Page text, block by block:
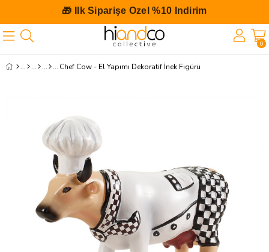
🎁 İlk Siparişe Özel %10 İndirim
0
Chef Cow - El Yapımı Dekoratif İnek Figürü